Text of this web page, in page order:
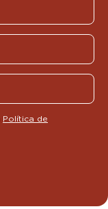
Política de